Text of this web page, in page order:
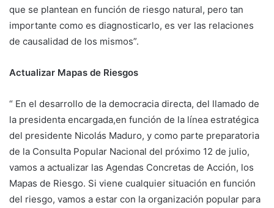
que se plantean en función de riesgo natural, pero tan
importante como es diagnosticarlo, es ver las relaciones
de causalidad de los mismos”.
Actualizar Mapas de Riesgos
“ En el desarrollo de la democracia directa, del llamado de
la presidenta encargada,en función de la línea estratégica
del presidente Nicolás Maduro, y como parte preparatoria
de la Consulta Popular Nacional del próximo 12 de julio,
vamos a actualizar las Agendas Concretas de Acción, los
Mapas de Riesgo. Si viene cualquier situación en función
del riesgo, vamos a estar con la organización popular para